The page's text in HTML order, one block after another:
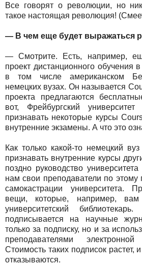
Все говорят о революции, но
такое настоящая революция!
— В чем еще будет выражаться
— Смотрите. Есть, например,
проект дистанционного обучения
в том числе американском
немецких вузах. Он называется
проекта предлагаются
вот, Фрейбургский
признавать некоторые курсы
внутренние экзамены. А что это
Как только какой-то немецкий
признавать внутренние курсы
поздно руководство
нам свои преподаватели по этому
самокастрации университета.
вещи, которые, например, вам
университетский
подписывается на научные
только за подписку, но и за
преподавателями
Стоимость таких подписок растет,
отказываются.